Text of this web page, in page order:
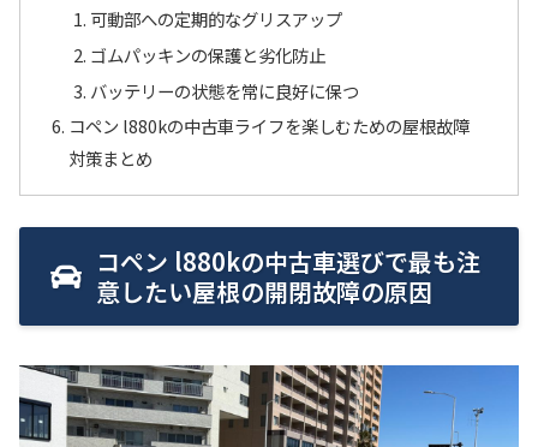
可動部への定期的なグリスアップ
ゴムパッキンの保護と劣化防止
バッテリーの状態を常に良好に保つ
コペン l880kの中古車ライフを楽しむための屋根故障
対策まとめ
コペン l880kの中古車選びで最も注
意したい屋根の開閉故障の原因